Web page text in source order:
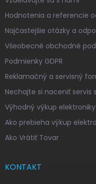
Hodnotenia a referencie
Najčastejšie otázky a
Všeobecné obchodné
Podmienky GDPR
Reklamačný a servisný
Nechajte si naceniť servis
Výhodný výkup elektroniky
Ako prebieha výkup
Ako Vrátiť Tovar
KONTAKT